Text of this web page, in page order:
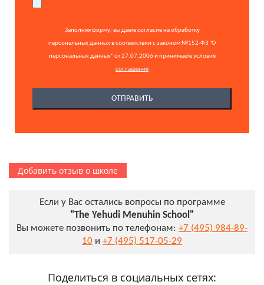
Заполняя форму, вы даете согласие на обработку
персональных данных в соответствии с законом №152-ФЗ "О
персональных данных" от 27.07.2006 и принимаете условия
соглашения
Добавить отзыв о школе
Если у Вас остались вопросы по программе
"The Yehudi Menuhin School"
Вы можете позвонить по телефонам: +7 (495) 984-89-
10 и +7 (495) 517-05-29
Поделиться в социальных сетях: